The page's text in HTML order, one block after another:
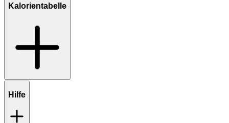
Kalorientabelle
Hilfe